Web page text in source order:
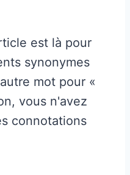
est là pour
synonymes
mot pour «
vous n'avez
connotations